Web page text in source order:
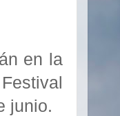
en la
junio.